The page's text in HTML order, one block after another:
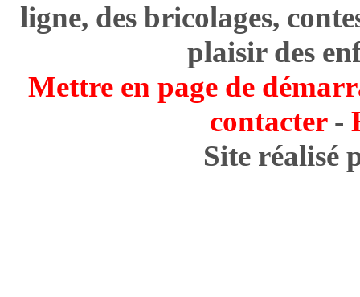
ligne, des bricolages,
plaisir des
Mettre en page de
contacter-
Site réalisé